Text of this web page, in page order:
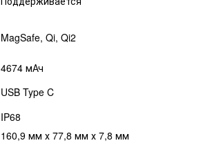
MagSafe, Qi, Qi2
4674 мАч
USB Type C
IP68
160,9 мм х 77,8 мм х 7,8 мм